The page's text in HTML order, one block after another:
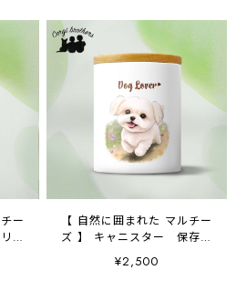
ー
ア
【 自然に囲まれた マルチー
ズ 】 キャニスター 保存容
器 お家用 プレゼント
犬 ペット うちの子 犬
¥2,500